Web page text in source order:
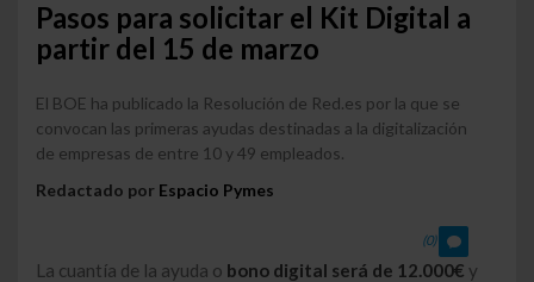
Pasos para solicitar el Kit Digital a
partir del 15 de marzo
El BOE ha publicado la Resolución de Red.es por la que se
convocan las primeras ayudas destinadas a la digitalización
de empresas de entre 10 y 49 empleados.
Redactado por Espacio Pymes
(0)
La cuantía de la ayuda o bono digital será de 12.000€ y